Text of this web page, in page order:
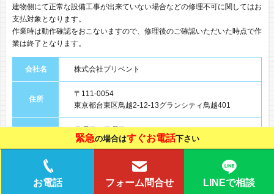
建物側にて正常な設備工事が出来ていない場合などの修理不可に関してはお
支払対象となります。
作業時は動作確認をおこないますので、修理後のご確認いただいた時点で作
業は終了となります。
会社名 株式会社プリベント
住所
〒111-0054
東京都台東区鳥越2-12-13グランシティ鳥越401
月曜日～日曜日 8：00～24：00
定休日無し 年中無休
事業内容 各種水回りのメンテナンス、設備、保守点検など
緊急の場合はすぐお電話下さい
お電話 フォーム問合せ LINEで相談